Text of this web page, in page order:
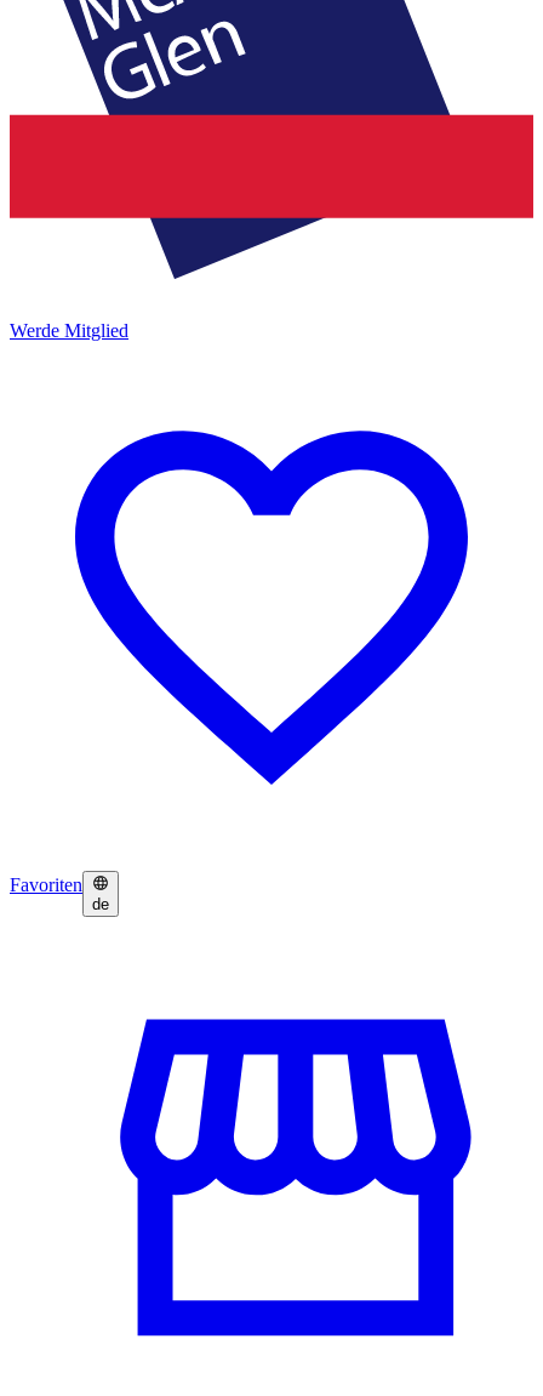
Werde Mitglied
Favoriten
de